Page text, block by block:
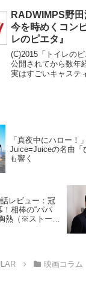
ってしまうほどで、
むのも面倒なので率
RADWIMPS野田
今を時めくコン
レのピエタ』
(C)2015「トイレの
公開されてから数年
実はすごいキャステ
「真夜中にハロー！
Juice=Juiceの名曲「
も響く
レビュー：冠
相棒の“パパ
熱（※ストーリ
映画コラム